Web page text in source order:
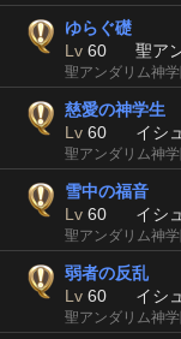
ゆらぐ礎
Lv 60 聖ア
聖アンダリム神
慈愛の神学生
Lv 60 イシ
聖アンダリム神
雪中の福音
Lv 60 イシ
聖アンダリム神
弱者の反乱
Lv 60 イシ
聖アンダリム神